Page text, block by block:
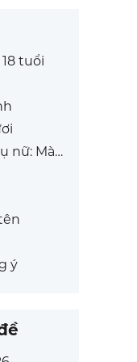
tuổi
nữ: Không Có Màu Da
ý